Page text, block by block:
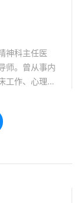
神科主任医
师。曾从事内
工作、心理咨
习了认知行
等疗法，接受
科等执业经
诊断、治疗有